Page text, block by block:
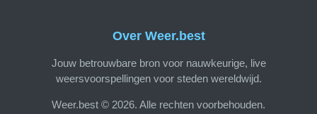
Over Weer.best
Jouw betrouwbare bron voor nauwkeurige, live
weersvoorspellingen voor steden wereldwijd.
Weer.best © 2026. Alle rechten voorbehouden.